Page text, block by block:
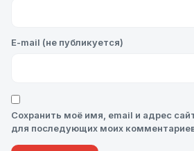
E-mail (не публикуется)
Сохранить моё имя, email и адрес
для последующих моих